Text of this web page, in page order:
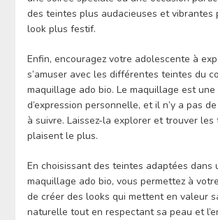
des teintes plus audacieuses et vibrantes
look plus festif.
Enfin, encouragez votre adolescente à
s’amuser avec les différentes teintes du
maquillage ado bio. Le maquillage est une
d’expression personnelle, et il n’y a pas
à suivre. Laissez-la explorer et trouver les
plaisent le plus.
En choisissant des teintes adaptées dans
maquillage ado bio, vous permettez à
de créer des looks qui mettent en valeur
naturelle tout en respectant sa peau et